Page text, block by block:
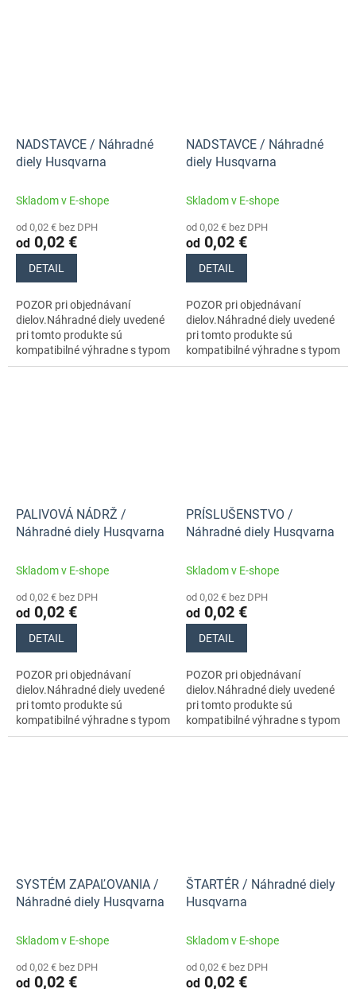
NADSTAVCE / Náhradné
diely Husqvarna
Skladom v E-shope
od 0,02 € bez DPH
od 0,02 €
DETAIL
POZOR pri objednávaní
dielov.Náhradné diely uvedené
pri tomto produkte sú
kompatibilné výhradne s typom
stroja s číslom 965195201
NADSTAVCE / Náhradné
diely Husqvarna
Skladom v E-shope
od 0,02 € bez DPH
od 0,02 €
DETAIL
POZOR pri objednávaní
dielov.Náhradné diely uvedené
pri tomto produkte sú
kompatibilné výhradne s typom
stroja s číslom 965195201
PALIVOVÁ NÁDRŽ /
Náhradné diely Husqvarna
Skladom v E-shope
od 0,02 € bez DPH
od 0,02 €
DETAIL
POZOR pri objednávaní
dielov.Náhradné diely uvedené
pri tomto produkte sú
kompatibilné výhradne s typom
stroja s číslom 965195201
PRÍSLUŠENSTVO /
Náhradné diely Husqvarna
Skladom v E-shope
od 0,02 € bez DPH
od 0,02 €
DETAIL
POZOR pri objednávaní
dielov.Náhradné diely uvedené
pri tomto produkte sú
kompatibilné výhradne s typom
stroja s číslom 965195201
SYSTÉM ZAPAĽOVANIA /
Náhradné diely Husqvarna
Skladom v E-shope
od 0,02 € bez DPH
od 0,02 €
ŠTARTÉR / Náhradné diely
Husqvarna
Skladom v E-shope
od 0,02 € bez DPH
od 0,02 €